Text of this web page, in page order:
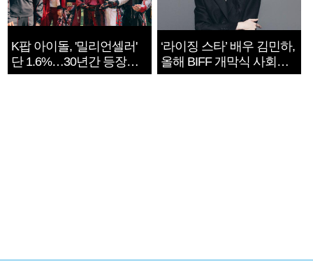
K팝 아이돌, '밀리언셀러'
단 1.6%…30년간 등장
1182개팀 전수조사
‘라이징 스타’ 배우 김민하,
올해 BIFF 개막식 사회자
확정